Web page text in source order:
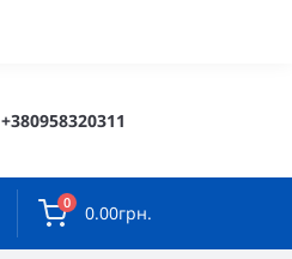
+380958320311
0 0.00грн.